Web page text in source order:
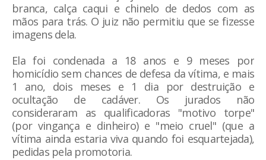
branca, calça caqui e chinelo de dedos com as
mãos para trás. O juiz não permitiu que se fizesse
imagens dela.
Ela foi condenada a 18 anos e 9 meses por
homicídio sem chances de defesa da vítima, e mais
1 ano, dois meses e 1 dia por destruição e
ocultação de cadáver. Os jurados não
consideraram as qualificadoras "motivo torpe"
(por vingança e dinheiro) e "meio cruel" (que a
vítima ainda estaria viva quando foi esquartejada),
pedidas pela promotoria.